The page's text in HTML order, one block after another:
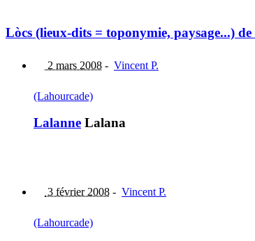
Lòcs (lieux-dits = toponymie, paysage...) de
2 mars 2008 - Vincent P.
(Lahourcade)
Lalanne Lalana
3 février 2008 - Vincent P.
(Lahourcade)